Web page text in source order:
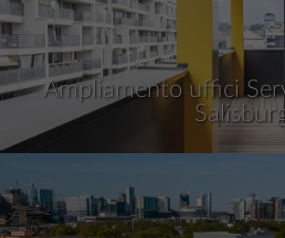
Ampliamento uffici